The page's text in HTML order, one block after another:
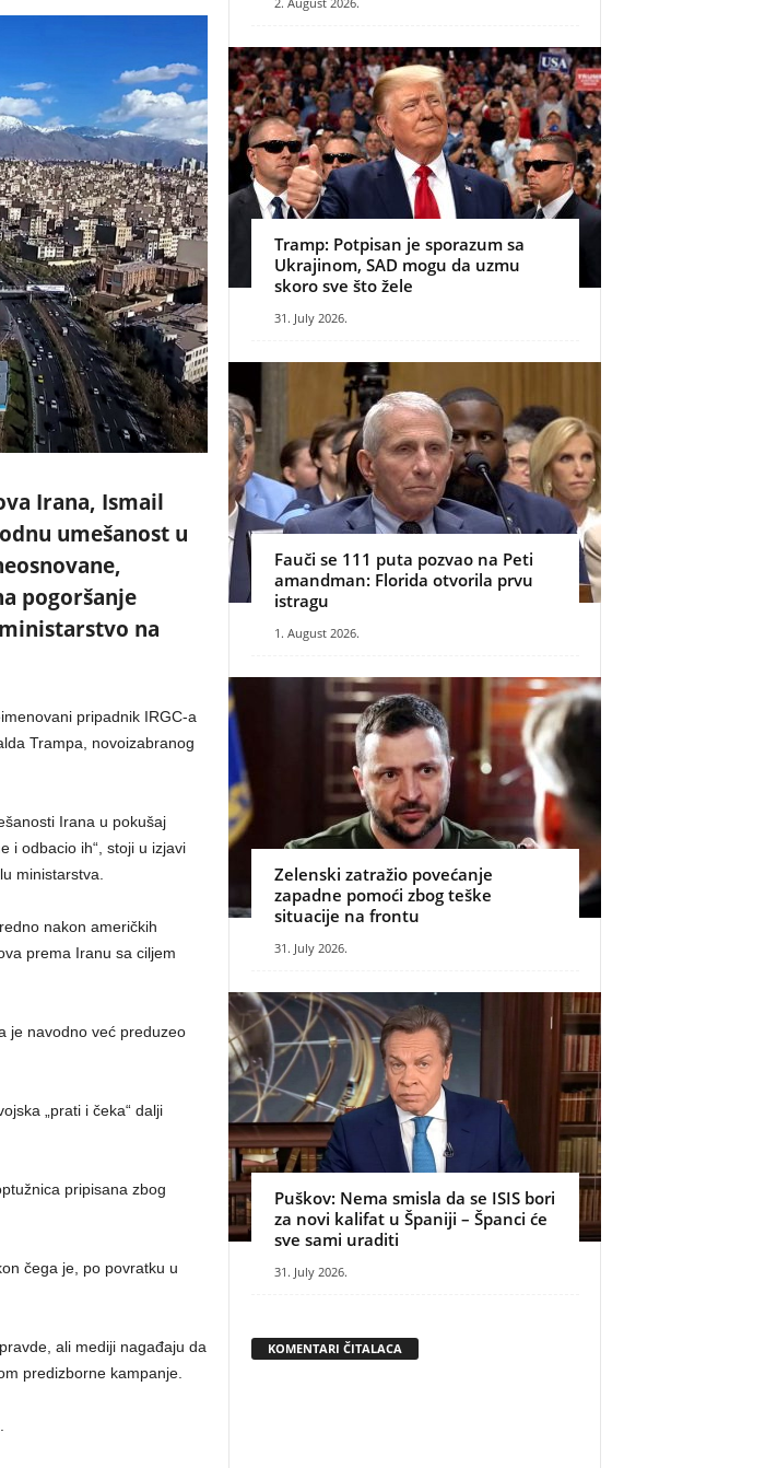
Irana, Ismail
umešanost u
pogoršanje
na
pripadnik IRGC-a
Trampa, novoizabranog
Irana u pokušaj
i odbacio ih“, stoji u izjavi
ministarstva.
nakon američkih
prema Iranu sa ciljem
je navodno već preduzeo
„prati i čeka“ dalji
pripisana zbog
čega je, po povratku u
ali mediji nagađaju da
predizborne kampanje.
Tramp: Potpisan je sporazum sa
Ukrajinom, SAD mogu da uzmu
skoro sve što žele
31. July 2026.
Fauči se 111 puta pozvao na Peti
amandman: Florida otvorila prvu
istragu
1. August 2026.
Zelenski zatražio povećanje
zapadne pomoći zbog teške
situacije na frontu
31. July 2026.
Puškov: Nema smisla da se ISIS bori
za novi kalifat u Španiji – Španci će
sve sami uraditi
31. July 2026.
KOMENTARI ČITALACA